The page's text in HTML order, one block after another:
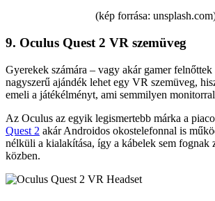
(kép forrása:
9. Oculus Quest 2 VR szemüveg
Gyerekek számára – vagy akár gamer felnőttek
nagyszerű ajándék lehet egy VR szemüveg,
emeli a játékélményt, ami semmilyen
Az Oculus az egyik legismertebb márka a
Quest 2 akár Androidos okostelefonnal is
nélküli a kialakítása, így a kábelek sem fognak
közben.